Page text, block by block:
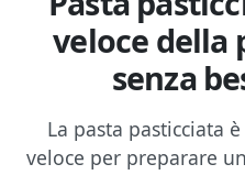
veloce della
senza
La pasta pasticciata
veloce per preparare